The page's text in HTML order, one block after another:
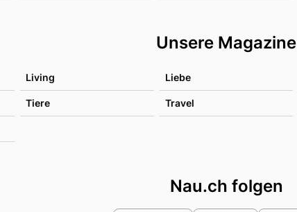
Unsere Magazine
Living Liebe
Tiere Travel
Nau.ch folgen